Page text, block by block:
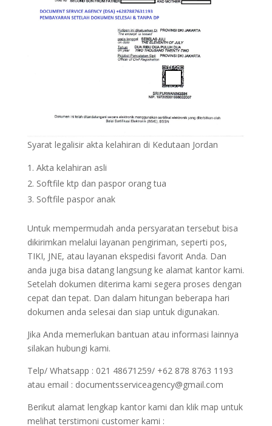
Syarat legalisir akta kelahiran di Kedutaan Jordan
Akta kelahiran asli
Softfile ktp dan paspor orang tua
Softfile paspor anak
Untuk mempermudah anda persyaratan tersebut bisa
dikirimkan melalui layanan pengiriman, seperti pos,
TIKI, JNE, atau layanan ekspedisi favorit Anda. Dan
anda juga bisa datang langsung ke alamat kantor kami.
Setelah dokumen diterima kami segera proses dengan
cepat dan tepat. Dan dalam hitungan beberapa hari
dokumen anda selesai dan siap untuk digunakan.
Jika Anda memerlukan bantuan atau informasi lainnya
silakan hubungi kami.
Telp/ Whatsapp : 021 48671259/ +62 878 8763 1193
atau email : documentsserviceagency@gmail.com
Berikut alamat lengkap kantor kami dan klik map untuk
melihat terstimoni customer kami :